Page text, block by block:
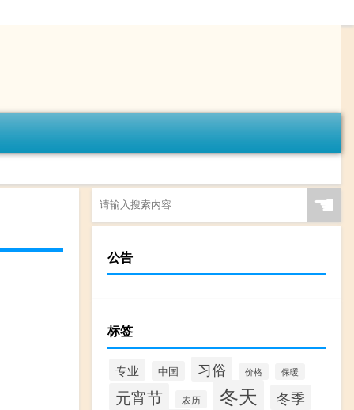
☚
公告
标签
专业 中国 习俗 价格 保暖
元宵节 农历 冬天 冬季